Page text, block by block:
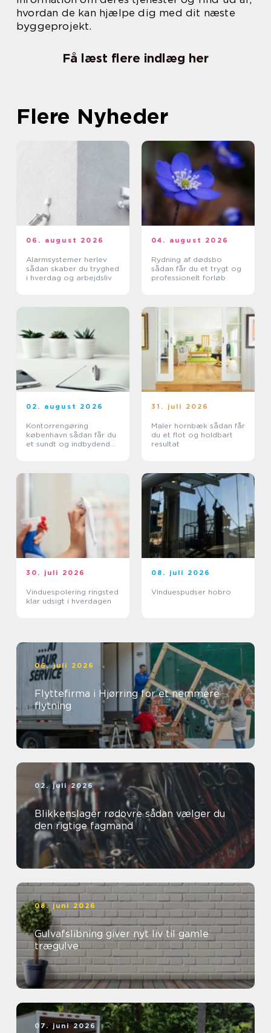
hvordan de kan hjælpe dig med dit næste
byggeprojekt.
Få læst flere indlæg her
Flere Nyheder
06. august 2026
Alarmsystemer herlev
sådan skaber du tryghed
i hverdag og arbejdsliv
04. august 2026
Rydning af dødsbo
sådan får du et trygt og
professionelt forløb
02. august 2026
Kontorrengøring
københavn sådan får du
et sundt og indbydende
31. juli 2026
Maler hornbæk sådan får
du et flot og holdbart
resultat
30. juli 2026
Vinduespolering ringsted
klar udsigt i hverdagen
08. juli 2026
Vinduespudser hobro
06. juli 2026
Flyttefirma i Hjørring for et nemmere
flytning
02. juli 2026
Blikkenslager rødovre sådan vælger du
den rigtige fagmand
08. juni 2026
Gulvafslibning giver nyt liv til gamle
trægulve
07. juni 2026